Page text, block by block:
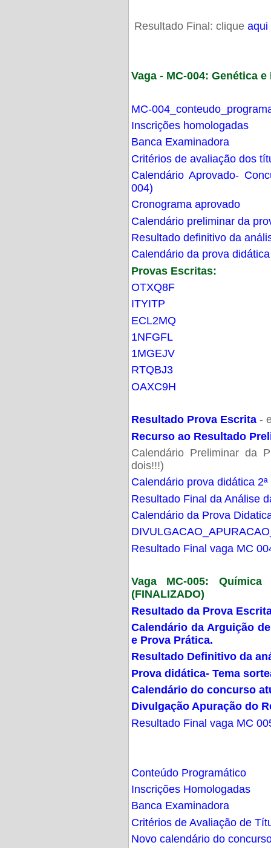
Resultado Final: clique aqui
Vaga - MC-004: Genética
MC-
Inscrições homologadas
Banca Examinadora
Critérios de avaliação dos
Calendário Aprovado-
004)
Cronograma aprovado
Calendário preliminar da
Resultado definitivo da
Calendário da prova didática
Provas Escritas:
OTXQ8F
ITYITP
ECL2MQ
1NFGFL
1MGEJV
RTQBJ3
OAXC9H
Resultado Prova Escrita -
Recurso ao Resultado
Calendário Preliminar da
dois!!!)
Calendário prova didática
Resultado Final da Análise
Calendário da Prova
Resultado Final vaga MC
Vaga MC-005:
(FINALIZADO)
Resultado da Prova
Calendário da Arguição
e Prova Prática.
Resultado Definitivo da
Prova didática- Tema
Calendário do concurso
Divulgação Apuração do
Resultado Final vaga MC
Conteúdo Programático
Inscrições Homologadas
Banca Examinadora
Critérios de Avaliação de
Novo calendário do